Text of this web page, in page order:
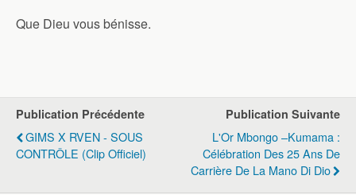
Que Dieu vous bénisse.
Publication Précédente
GIMS X RVEN - SOUS
CONTRÔLE (Clip Officiel)
Publication Suivante
L'Or Mbongo –Kumama :
Célébration Des 25 Ans De
Carrière De La Mano Di Dio